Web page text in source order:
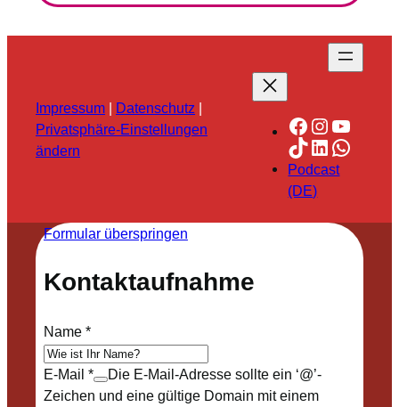
Impressum | Datenschutz |
Privatsphäre-Einstellungen
ändern
Facebook
TikTok
LinkedIn
Podcast
(DE)
Formular überspringen
Kontaktaufnahme
Name*
E-Mail *
Die E-Mail-Adresse sollte ein ‘@’-
Zeichen und eine gültige Domain mit einem